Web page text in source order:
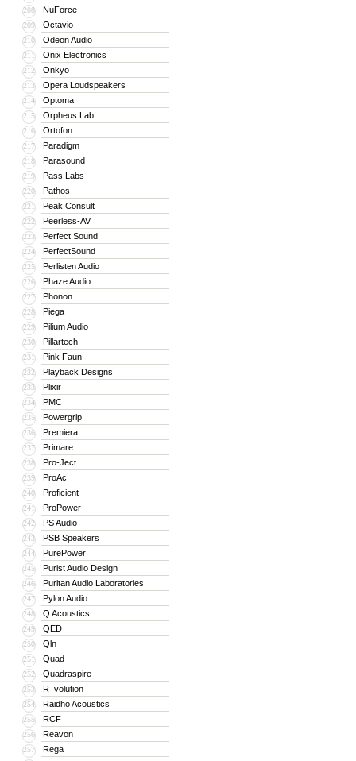
208 NuForce
209 Octavio
210 Odeon Audio
211 Onix Electronics
212 Onkyo
213 Opera Loudspeakers
214 Optoma
215 Orpheus Lab
216 Ortofon
217 Paradigm
218 Parasound
219 Pass Labs
220 Pathos
221 Peak Consult
222 Peerless-AV
223 Perfect Sound
224 PerfectSound
225 Perlisten Audio
226 Phaze Audio
227 Phonon
228 Piega
229 Pilium Audio
230 Pillartech
231 Pink Faun
232 Playback Designs
233 Plixir
234 PMC
235 Powergrip
236 Premiera
237 Primare
238 Pro-Ject
239 ProAc
240 Proficient
241 ProPower
242 PS Audio
243 PSB Speakers
244 PurePower
245 Purist Audio Design
246 Puritan Audio Laboratories
247 Pylon Audio
248 Q Acoustics
249 QED
250 Qln
251 Quad
252 Quadraspire
253 R_volution
254 Raidho Acoustics
255 RCF
256 Reavon
257 Rega